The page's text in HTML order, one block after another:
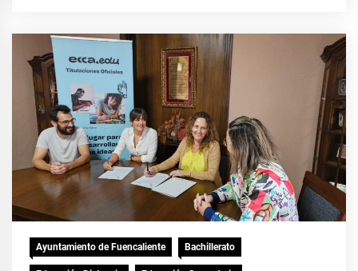
Ayuntamiento de Fuencaliente Bachillerato